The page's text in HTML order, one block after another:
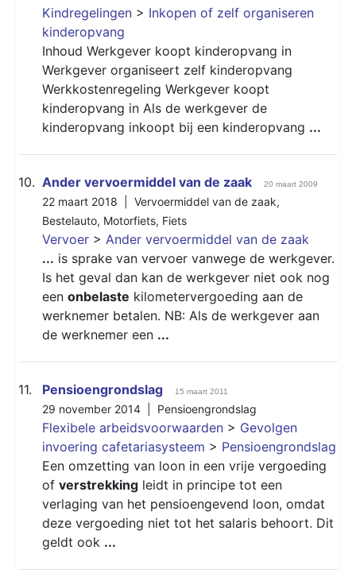
Kindregelingen > Inkopen of zelf organiseren
kinderopvang
Inhoud Werkgever koopt kinderopvang in
Werkgever organiseert zelf kinderopvang
Werkkostenregeling Werkgever koopt
kinderopvang in Als de werkgever de
kinderopvang inkoopt bij een kinderopvang ...
10. Ander vervoermiddel van de zaak 20 maart 2009
22 maart 2018 | Vervoermiddel van de zaak,
Bestelauto, Motorfiets, Fiets
Vervoer > Ander vervoermiddel van de zaak
... is sprake van vervoer vanwege de werkgever.
Is het geval dan kan de werkgever niet ook nog
een onbelaste kilometervergoeding aan de
werknemer betalen. NB: Als de werkgever aan
de werknemer een ...
11. Pensioengrondslag 15 maart 2011
29 november 2014 | Pensioengrondslag
Flexibele arbeidsvoorwaarden > Gevolgen
invoering cafetariasysteem > Pensioengrondslag
Een omzetting van loon in een vrije vergoeding
of verstrekking leidt in principe tot een
verlaging van het pensioengevend loon, omdat
deze vergoeding niet tot het salaris behoort. Dit
geldt ook ...